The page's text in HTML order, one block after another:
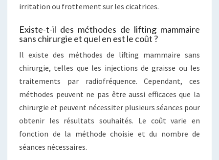
irritation ou frottement sur les cicatrices.
Existe-t-il des méthodes de lifting mammaire
sans chirurgie et quel en est le coût ?
Il existe des méthodes de lifting mammaire sans
chirurgie, telles que les injections de graisse ou les
traitements par radiofréquence. Cependant, ces
méthodes peuvent ne pas être aussi efficaces que la
chirurgie et peuvent nécessiter plusieurs séances pour
obtenir les résultats souhaités. Le coût varie en
fonction de la méthode choisie et du nombre de
séances nécessaires.